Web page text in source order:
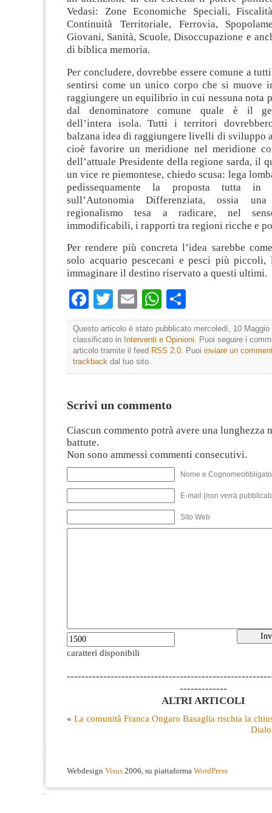
Vedasi: Zone Economiche Speciali,
Continuità Territoriale, Ferrovia,
Giovani, Sanità, Scuole, Disoccupazione e
di biblica memoria.
Per concludere, dovrebbe essere comune a
sentirsi come un unico corpo che si muove
raggiungere un equilibrio in cui nessuna nota
dal denominatore comune quale è il
dell’intera isola. Tutti i territori
balzana idea di raggiungere livelli di sviluppo
cioè favorire un meridione nel meridione
dell’attuale Presidente della regione sarda, il
un vice re piemontese, chiedo scusa: lega
pedissequamente la proposta tutta in
sull’Autonomia Differenziata, ossia
regionalismo tesa a radicare, nel
immodificabili, i rapporti tra regioni ricche e
Per rendere più concreta l’idea sarebbe
solo acquario pescecani e pesci più piccoli,
immaginare il destino riservato a questi ultimi.
Facebook
TwitterEmailWhatsApp
Questo articolo è stato pubblicato mercoledì, 10 Maggio
classificato in Interventi e Opinioni. Puoi seguire i
articolo tramite il feed RSS 2.0. Puoi inviare un
trackback dal tuo sito.
Scrivi un commento
Ciascun commento potrà avere una lunghezza
battute.
Non sono ammessi commenti consecutivi.
Nome e
E-mail (non verrà
Sito Web
caratteri disponibili
-------------
ALTRI ARTICOLI
« La comunità Franca Ongaro Basaglia rischia la
Webdesign Visus 2006, su piattaforma WordPress